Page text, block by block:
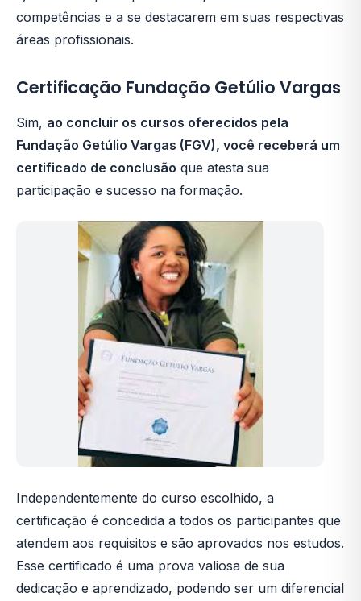
competências e a se destacarem em suas respectivas
áreas profissionais.
Certificação Fundação Getúlio Vargas
Sim, ao concluir os cursos oferecidos pela
Fundação Getúlio Vargas (FGV), você receberá um
certificado de conclusão que atesta sua
participação e sucesso na formação.
Independentemente do curso escolhido, a
certificação é concedida a todos os participantes que
atendem aos requisitos e são aprovados nos estudos.
Esse certificado é uma prova valiosa de sua
dedicação e aprendizado, podendo ser um diferencial